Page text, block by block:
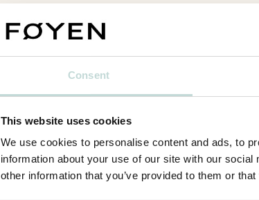
Consent
This website uses cookies
We use cookies to personalise content and ads, to
information about your use of our site with our
other information that you’ve provided to them or